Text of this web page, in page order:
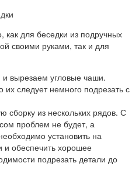
как для беседки из подручных
своими руками, так и для
вырезаем угловые чаши.
следует немного подрезать с
сборку из нескольких рядов. С
проблем не будет, а
установить на
обеспечить хорошее
подрезать детали до